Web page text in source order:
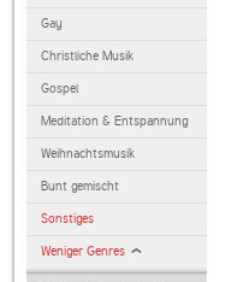
Gay
Christliche Musik
Gospel
Meditation & Entspannung
Weihnachtsmusik
Bunt gemischt
Sonstiges
Weniger Genres